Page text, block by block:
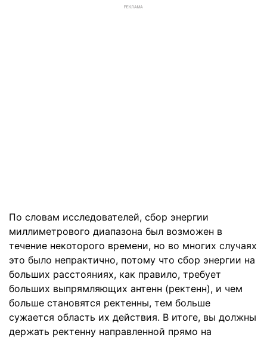
РЕКЛАМА
По словам исследователей, сбор энергии
миллиметрового диапазона был возможен в
течение некоторого времени, но во многих случаях
это было непрактично, потому что сбор энергии на
больших расстояниях, как правило, требует
больших выпрямляющих антенн (ректенн), и чем
больше становятся ректенны, тем больше
сужается область их действия. В итоге, вы должны
держать ректенну направленной прямо на